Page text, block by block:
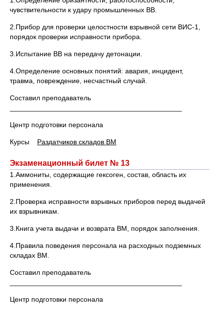
чувствительности к удару промышленных ВВ.
2.Прибор для проверки целостности взрывной сети ВИС-1,
порядок проверки исправности прибора.
3.Испытание ВВ на передачу детонации.
4.Определение основных понятий: авария, инцидент,
травма, повреждение, несчастный случай.
Составил преподаватель
Центр подготовки персонала
Курсы Раздатчиков складов ВМ
Экзаменационный билет № 13
1.Аммониты, содержащие гексоген, состав, область их
применения.
2.Проверка исправности взрывных приборов перед выдачей
их взрывникам.
3.Книга учета выдачи и возврата ВМ, порядок заполнения.
4.Правила поведения персонала на расходных подземных
складах ВМ.
Составил преподаватель
Центр подготовки персонала